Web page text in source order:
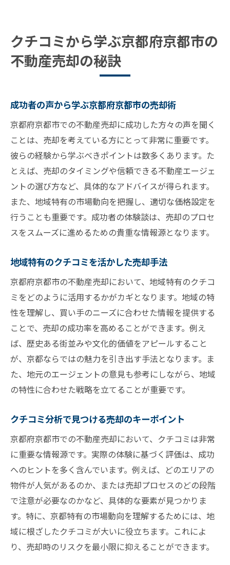
クチコミから学ぶ京都府京都市の
不動産売却の秘訣
成功者の声から学ぶ京都府京都市の売却術
京都府京都市での不動産売却に成功した方々の声を聞く
ことは、売却を考えている方にとって非常に重要です。
彼らの経験から学ぶべきポイントは数多くあります。た
とえば、売却のタイミングや信頼できる不動産エージェ
ントの選び方など、具体的なアドバイスが得られます。
また、地域特有の市場動向を把握し、適切な価格設定を
行うことも重要です。成功者の体験談は、売却のプロセ
スをスムーズに進めるための貴重な情報源となります。
地域特有のクチコミを活かした売却手法
京都府京都市の不動産売却において、地域特有のクチコ
ミをどのように活用するかがカギとなります。地域の特
性を理解し、買い手のニーズに合わせた情報を提供する
ことで、売却の成功率を高めることができます。例え
ば、歴史ある街並みや文化的価値をアピールすること
が、京都ならではの魅力を引き出す手法となります。ま
た、地元のエージェントの意見も参考にしながら、地域
の特性に合わせた戦略を立てることが重要です。
クチコミ分析で見つける売却のキーポイント
京都府京都市での不動産売却において、クチコミは非常
に重要な情報源です。実際の体験に基づく評価は、成功
へのヒントを多く含んでいます。例えば、どのエリアの
物件が人気があるのか、または売却プロセスのどの段階
で注意が必要なのかなど、具体的な要素が見つかりま
す。特に、京都特有の市場動向を理解するためには、地
域に根ざしたクチコミが大いに役立ちます。これによ
り、売却時のリスクを最小限に抑えることができます。